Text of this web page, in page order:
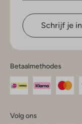
Schrijf je in
Betaalmethodes
Volg ons